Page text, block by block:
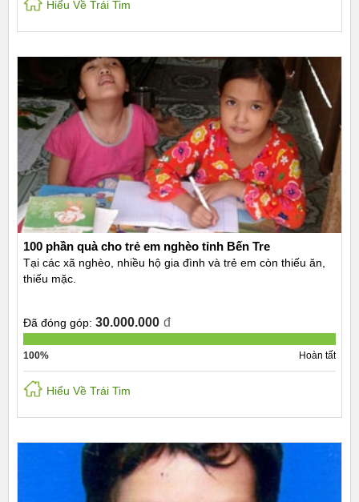
Hiểu Về Trái Tim
100 phần quà cho trẻ em nghèo tỉnh Bến Tre
Tại các xã nghèo, nhiều hộ gia đình và trẻ em còn thiếu ăn,
thiếu mặc.
Đã đóng góp: 30.000.000 đ
100% Hoàn tất
Hiểu Về Trái Tim